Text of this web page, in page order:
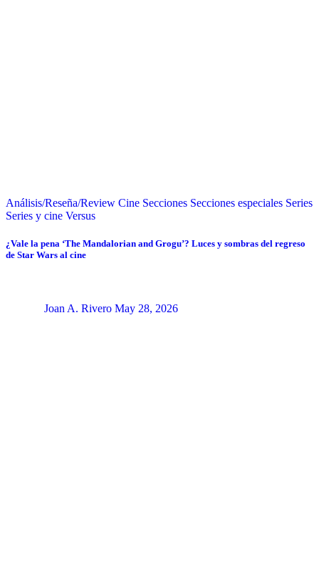
Análisis/Reseña/Review Cine Secciones Secciones especiales Series
Series y cine Versus
¿Vale la pena ‘The Mandalorian and Grogu’? Luces y sombras del regreso
de Star Wars al cine
Joan A. Rivero May 28, 2026